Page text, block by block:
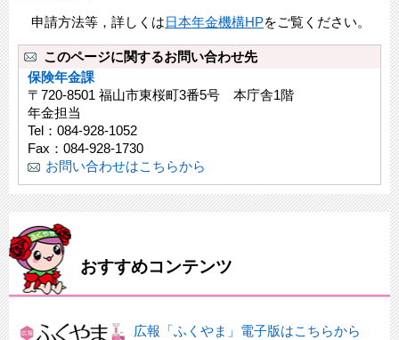
申請方法等，詳しくは日本年金機構HPをご覧ください。
このページに関するお問い合わせ先
保険年金課
〒720-8501 福山市東桜町3番5号 本庁舎1階
年金担当
Tel：084-928-1052
Fax：084-928-1730
お問い合わせはこちらから
おすすめコンテンツ
広報「ふくやま」電子版はこちらから